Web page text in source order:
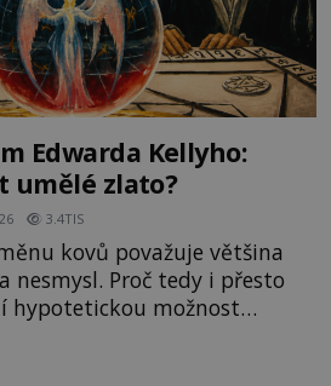
Edwarda Kellyho:
umělé zlato?
3.4TIS
kovů považuje většina
nesmysl. Proč tedy i přesto
hypotetickou možnost
podstatu odhalit anglický
Edward Kelly?